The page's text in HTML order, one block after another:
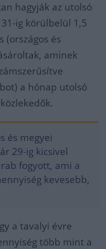
hagyják az utolsó
ig körülbelül 1,5
(országos és
aminek
a hónap utolsó
és megyei
29-ig kicsivel
fogyott, ami a
kevesebb,
a tavalyi évre
több mint a